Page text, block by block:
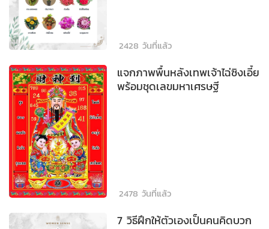
2428 วันที่แล้ว
แจกภาพพื้นหลังเทพเจ้าไฉ่ซิงเอี้ย
พร้อมชุดเลขมหาเศรษฐี
2478 วันที่แล้ว
7 วิธีฝึกให้ตัวเองเป็นคนคิดบวก